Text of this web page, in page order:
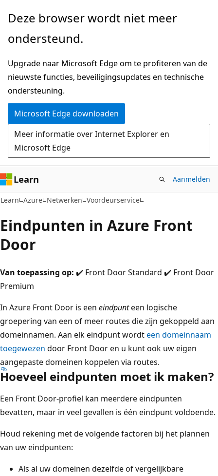
Naar
gaan
Deze browser wordt niet meer
ondersteund.
Upgrade naar Microsoft Edge om te profiteren van de
nieuwste functies, beveiligingsupdates en technische
ondersteuning.
Microsoft Edge downloaden
Meer informatie over Internet Explorer en
Microsoft Edge
Learn Aanmelden
Learn Azure Netwerken Voordeurservice
Eindpunten in Azure Front
Door
Van toepassing op: ✔️ Front Door Standard ✔️ Front Door
Premium
In Azure Front Door is een eindpunteen logische
groepering van een of meer routes die zijn gekoppeld aan
domeinnamen. Aan elk eindpunt wordteen domeinnaam
toegewezen door Front Door en u kunt ook uw eigen
aangepaste domeinen koppelen via routes.
Hoeveel eindpunten moet ik maken?
Een Front Door-profiel kan meerdere eindpunten
bevatten, maar in veel gevallen is één eindpunt voldoende.
Houd rekening met de volgende factoren bij het plannen
van uw eindpunten:
Als al uw domeinen dezelfde of vergelijkbare